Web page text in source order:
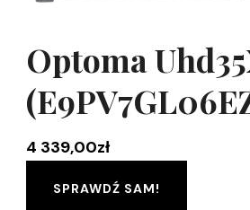
Optoma
4 339,00zł
SPRAWDŹ SAM!